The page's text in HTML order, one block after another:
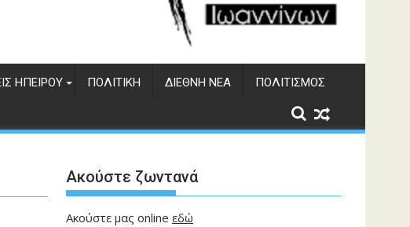
ΗΠΕΊΡΟΥ ΠΟΛΙΤΙΚΉ ΔΙΕΘΝΉ ΝΈΑ ΠΟΛΙΤΙΣΜΌΣ
Ακούστε ζωντανά
Ακούστε μας online εδώ